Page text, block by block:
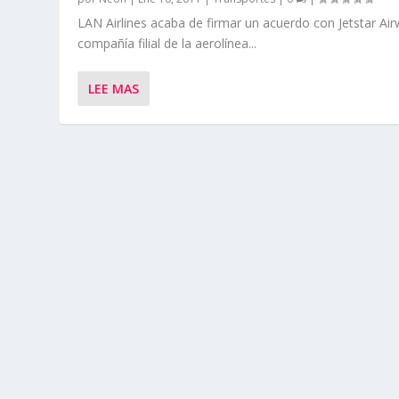
LAN Airlines acaba de firmar un acuerdo con Jetstar
compañía filial de la aerolínea...
LEE MAS